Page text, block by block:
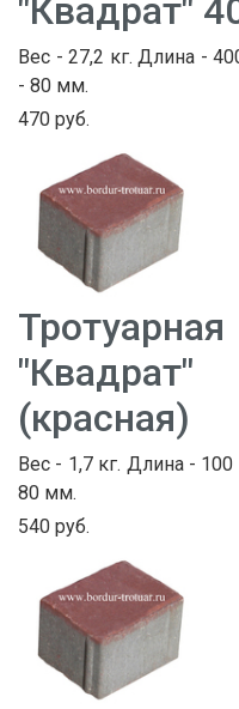
"Квадрат"
Вес - 27,2 кг. Длина -
- 80 мм.
470 руб.
(красная)
Вес - 1,7 кг. Длина -
80 мм.
540 руб.